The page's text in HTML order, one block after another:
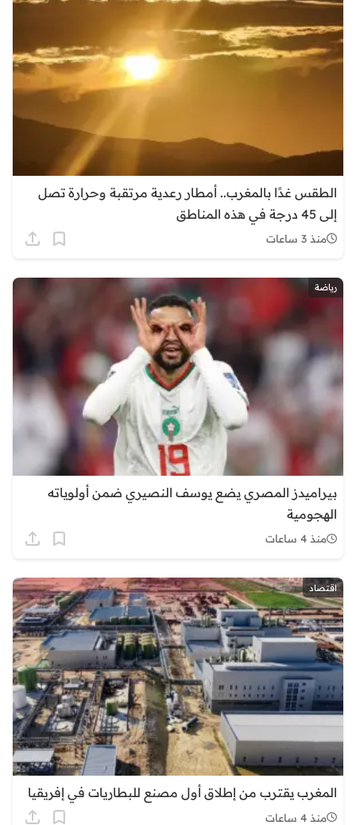
الطقس غدًا بالمغرب.. أمطار رعدية مرتقبة وحرارة تصل
إلى 45 درجة في هذه المناطق
منذ 3 ساعات
رياضة
بيراميدز المصري يضع يوسف النصيري ضمن أولوياته
الهجومية
منذ 4 ساعات
اقتصاد
المغرب يقترب من إطلاق أول مصنع للبطاريات في إفريقيا
منذ 4 ساعات